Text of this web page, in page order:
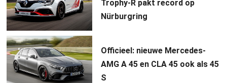
Trophy-R pakt record op
Nürburgring
Officieel: nieuwe Mercedes-
AMG A 45 en CLA 45 ook als 45
S